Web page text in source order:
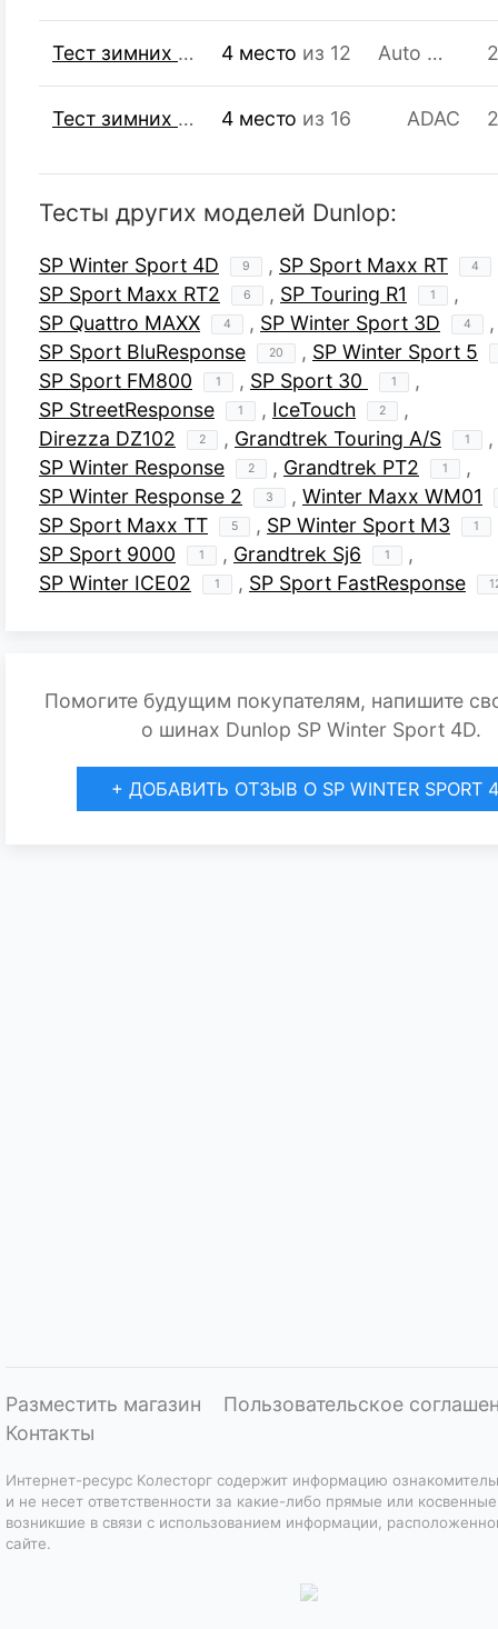
Тест зимних шин R16 205/55 4 место из 12 Auto Motor und Sport
Тест зимних шин R15 195/65 4 место из 16 ADAC
Тесты других моделей Dunlop:
SP Winter Sport 4D 9 , SP Sport Maxx RT 4
SP Sport Maxx RT2
6 , SP Touring R1 1
,
SP Quattro MAXX
4 , SP Winter Sport 3D 4
,
SP Sport BluResponse
20 , SP Winter Sport 5
SP Sport FM800
1 , SP Sport 30 1
,
SP StreetResponse
1 , IceTouch 2
,
Direzza DZ102
2 , Grandtrek Touring A/S 1
,
SP Winter Response
2 , Grandtrek PT2 1
,
SP Winter Response 2
3 , Winter Maxx WM01
SP Sport Maxx TT
5 , SP Winter Sport M3 1
SP Sport 9000
1 , Grandtrek Sj6 1
,
SP Winter ICE02
1 , SP Sport FastResponse
Помогите будущим покупателям, напишите
о шинах Dunlop SP Winter Sport 4D.
+ ДОБАВИТЬ ОТЗЫВ О SP WINTER SPORT
Разместить магазин
Пользовательское
Контакты
Интернет-ресурс Колесторг содержит информацию
и не несет ответственности за какие-либо прямые или
возникшие в связи с использованием информации,
сайте.